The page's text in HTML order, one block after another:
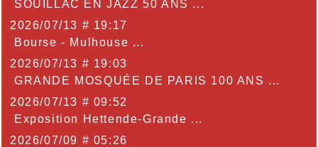
SOUILLAC EN JAZZ 50 ANS ...
2026/07/13 # 19:17
Bourse - Mulhouse ...
2026/07/13 # 19:03
GRANDE MOSQUÉE DE PARIS 100 ANS ...
2026/07/13 # 09:52
Exposition Hettende-Grande ...
2026/07/09 # 05:26